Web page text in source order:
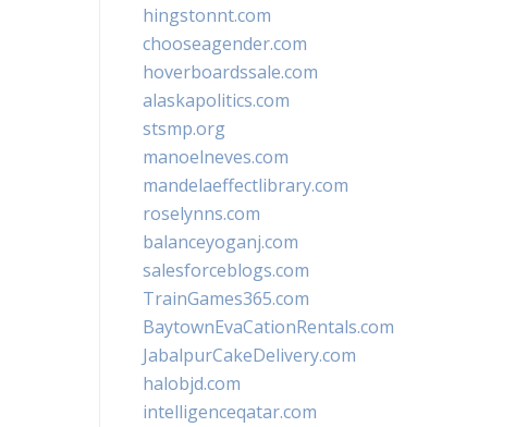
hingstonnt.com
chooseagender.com
hoverboardssale.com
alaskapolitics.com
stsmp.org
manoelneves.com
mandelaeffectlibrary.com
roselynns.com
balanceyoganj.com
salesforceblogs.com
TrainGames365.com
BaytownEvaCationRentals.com
JabalpurCakeDelivery.com
halobjd.com
intelligenceqatar.com